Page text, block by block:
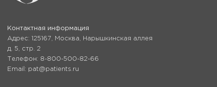
Контактная информация
Адрес: 125167, Москва, Нарышкинская аллея
д. 5, стр. 2
Телефон: 8-800-500-82-66
Email: pat@patients.ru